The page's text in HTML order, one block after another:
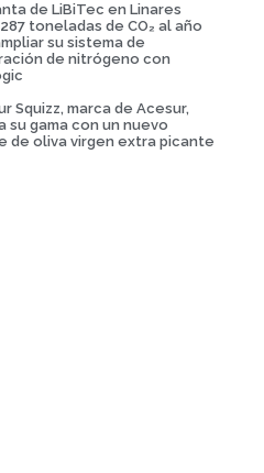
de LiBiTec en Linares
toneladas de CO₂ al año
su sistema de
de nitrógeno con
Squizz, marca de Acesur,
su gama con un nuevo
de oliva virgen extra picante